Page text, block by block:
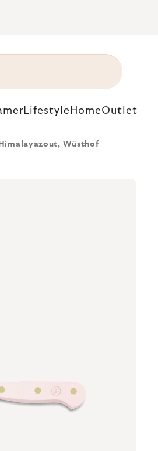
Lifestyle HomeOutlet
Himalayazout, Wüsthof